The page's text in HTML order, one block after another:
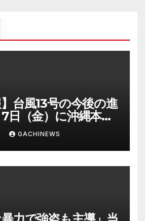
】台風13号の今後の進
（金）に沖縄本島
それ 一部の家屋
それがある猛烈な
み(FNNプライムオ
GACHINEWS